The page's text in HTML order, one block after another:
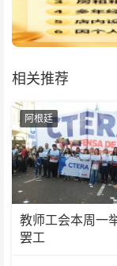
相关推荐
阿根廷
教师工会本周一
罢工